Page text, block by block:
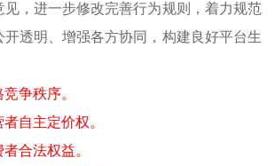
见，进一步修改完善行为规则，着力规范
透明、增强各方协同，构建良好平台生
争秩序。
自主定价权。
合法权益。